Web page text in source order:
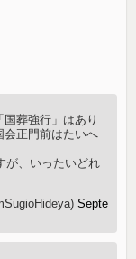
葬強行」はあり
会正門前はたいへ
が、いったいどれ
Septe